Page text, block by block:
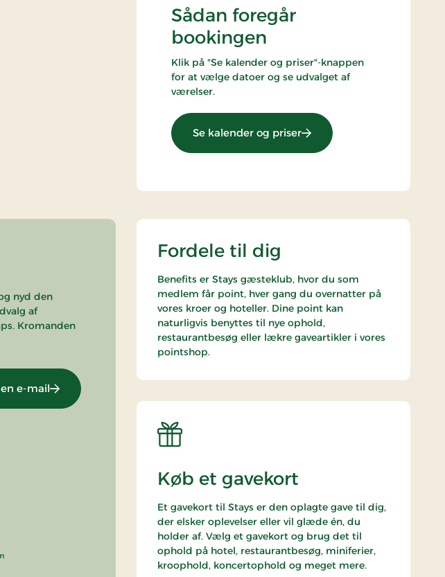
Sådan foregår
bookingen
Klik på "Se kalender og priser"-knappen
for at vælge datoer og se udvalget af
værelser.
Se kalender og priser: Overnatning og
nyd den
af
Kromanden
e-mail
Fordele til dig
Benefits er Stays gæsteklub, hvor du som
medlem får point, hver gang du overnatter på
vores kroer og hoteller. Dine point kan
naturligvis benyttes til nye ophold,
restaurantbesøg eller lækre gaveartikler i vores
pointshop.
Køb et gavekort
Et gavekort til Stays er den oplagte gave til dig,
der elsker oplevelser eller vil glæde én, du
holder af. Vælg et gavekort og brug det til
ophold på hotel, restaurantbesøg, miniferier,
kroophold, koncertophold og meget mere.